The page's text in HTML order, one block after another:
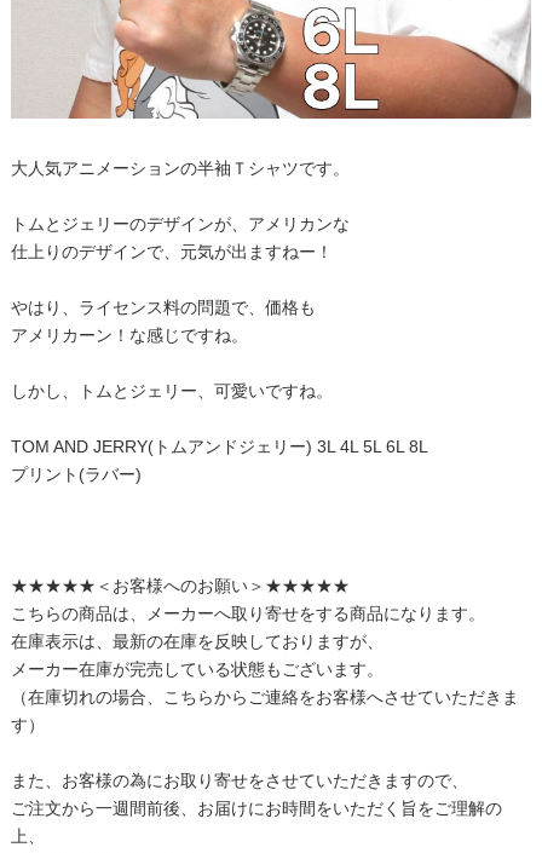
大人気アニメーションの半袖Ｔシャツです。
トムとジェリーのデザインが、アメリカンな
仕上りのデザインで、元気が出ますねー！
やはり、ライセンス料の問題で、価格も
アメリカーン！な感じですね。
しかし、トムとジェリー、可愛いですね。
TOM AND JERRY(トムアンドジェリー) 3L 4L 5L 6L 8L
プリント(ラバー)
★★★★★＜お客様へのお願い＞★★★★★
こちらの商品は、メーカーへ取り寄せをする商品になります。
在庫表示は、最新の在庫を反映しておりますが、
メーカー在庫が完売している状態もございます。
（在庫切れの場合、こちらからご連絡をお客様へさせていただきま
す）
また、お客様の為にお取り寄せをさせていただきますので、
ご注文から一週間前後、お届けにお時間をいただく旨をご理解の
上、